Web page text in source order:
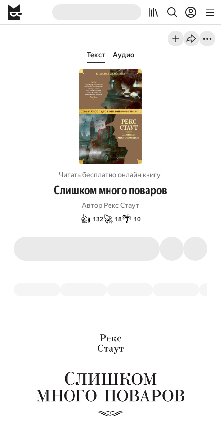
Текст Аудио
Читать бесплатно онлайн книгу
Слишком много поваров
Автор Рекс Стаут
👍 132🚀 18🌴 10